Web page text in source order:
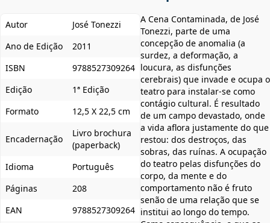
Autor
José Tonezzi
Ano de Edição
2011
ISBN
9788527309264
Edição
1ª Edição
Formato
12,5 X 22,5 cm
Encadernação
Livro brochura
(paperback)
Idioma
Português
Páginas
208
EAN
9788527309264
A Cena Contaminada, de José
Tonezzi, parte de uma
concepção de anomalia (a
surdez, a deformação, a
loucura, as disfunções
cerebrais) que invade e ocupa o
teatro para instalar-se como
contágio cultural. É resultado
de um campo devastado, onde
a vida aflora justamente do que
restou: dos destroços, das
sobras, das ruínas. A ocupação
do teatro pelas disfunções do
corpo, da mente e do
comportamento não é fruto
senão de uma relação que se
institui ao longo do tempo.